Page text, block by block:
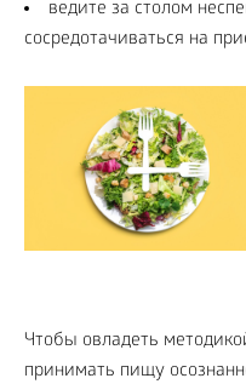
ведите за столом
сосредотачиваться на
Чтобы овладеть
принимать пищу